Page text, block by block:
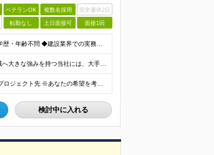
ベテランOK 複数名採用 完全週休2日
転勤なし 土日面接可 面接1回
《面接1回／即日内定あり／明確な志望動機は必要なし》 ◆学歴・年齢不問 ◆建設業界での実務経験や設備設計（電気設備、空調・衛生設備）、土木設計（橋梁／トンネル・道路・造成／上下水道）などの業界経験者
月給46万円以上 ＜高待遇の理由＞ 投資増加が見込まれる領域へ大きな強みを持つ当社には、大手建設会社の元請けの大型工事が多数寄せられます。そのため、施工管理として働く皆さんを、高待遇でお迎えすること
≪勤務地100%考慮・転勤なし・社宅完備≫ ※配属は全国のプロジェクト先 ※あなたの希望を考慮し、勤務地を決定します。 ※U・Iターン歓迎 ※出張面接も可能です！お住まいの近くに伺います。(応相談
検討中に入れる